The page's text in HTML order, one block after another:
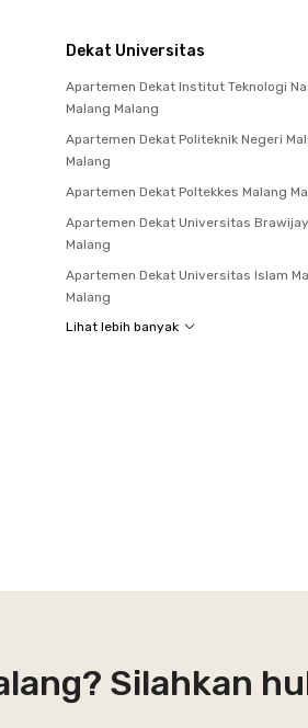
Dekat Universitas
Apartemen Dekat Institut Teknologi
Malang Malang
Apartemen Dekat Politeknik Negeri
Malang
Apartemen Dekat Poltekkes Malang
Apartemen Dekat Universitas
Malang
Apartemen Dekat Universitas Islam
Malang
Lihat lebih banyak
Silahkan